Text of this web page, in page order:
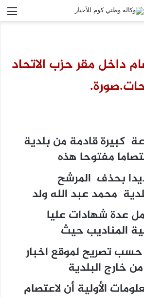
داخل مقر حزب الاتحاد
كبيرة قادمة من بلدية
مفتوحا هذه
بحذف المرشح
محمد عبد الله ولد
عدة شهادات عليا
المناديب حيث
حسب تصريح لموقع اخبار
خارج البلدية
الأولية أن لاعتصام